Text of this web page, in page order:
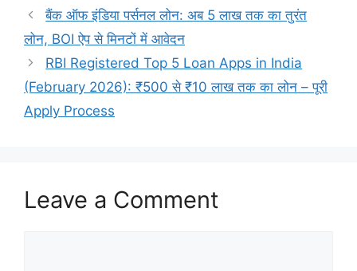
बैंक ऑफ इंडिया पर्सनल लोन: अब 5 लाख तक का तुरंत
लोन, BOI ऐप से मिनटों में आवेदन
RBI Registered Top 5 Loan Apps in India
(February 2026): ₹500 से ₹10 लाख तक का लोन – पूरी
Apply Process
Leave a Comment